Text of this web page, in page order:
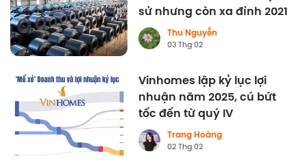
sử nhưng còn xa đỉnh 2021
Thu Nguyễn
03 Thg 02
Vinhomes lập kỷ lục lợi
nhuận năm 2025, cú bứt
tốc đến từ quý IV
Trang Hoàng
02 Thg 02